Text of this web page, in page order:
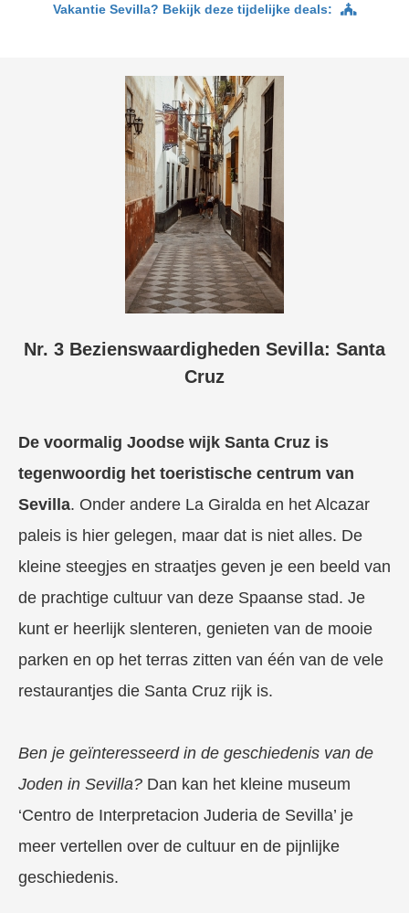
Vakantie Sevilla? Bekijk deze tijdelijke deals:
Nr. 3 Bezienswaardigheden Sevilla: Santa
Cruz
De voormalig Joodse wijk Santa Cruz is
tegenwoordig het toeristische centrum van
Sevilla. Onder andere La Giralda en het Alcazar
paleis is hier gelegen, maar dat is niet alles. De
kleine steegjes en straatjes geven je een beeld van
de prachtige cultuur van deze Spaanse stad. Je
kunt er heerlijk slenteren, genieten van de mooie
parken en op het terras zitten van één van de vele
restaurantjes die Santa Cruz rijk is.
Ben je geïnteresseerd in de geschiedenis van de
Joden in Sevilla? Dan kan het kleine museum
‘Centro de Interpretacion Juderia de Sevilla’ je
meer vertellen over de cultuur en de pijnlijke
geschiedenis.